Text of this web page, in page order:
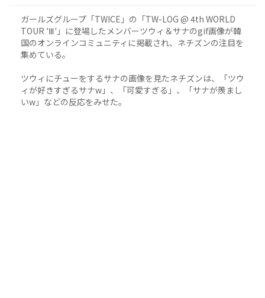
ガールズグループ「TWICE」の「TW-LOG @ 4th WORLD
TOUR 'Ⅲ'」に登場したメンバーツウィ＆サナのgif画像が韓
国のオンラインコミュニティに掲載され、ネチズンの注目を
集めている。
ツウィにチューをするサナの画像を見たネチズンは、「ツウ
ィが好きすぎるサナw」、「可愛すぎる」、「サナが羨まし
いw」などの反応をみせた。